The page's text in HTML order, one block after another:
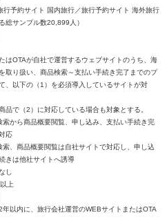
行予約サイト 国内旅行／旅行予約サイト 海外旅行
総サンプル数20,899人）
はOTAが自社で運営するウェブサイトのうち、海
取り扱い、商品検索～支払い手続き完了までのプ
、以下の（1）を必須導入しているサイトが対
品で（2）に対応している場合も対象とする。
索から商品概要閲覧、申し込み、支払い手続き完
応
索、商品概要閲覧は自社サイトで対応し、申し込
きは他社サイトへ誘導
し
上
年以内に、旅行会社運営のWEBサイトまたはOTA